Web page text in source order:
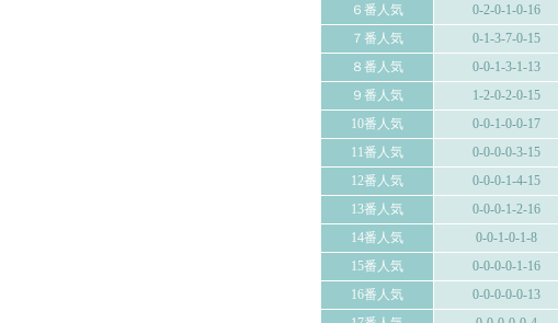
６番人気 0-2-0-1-0-16
７番人気 0-1-3-7-0-15
８番人気 0-0-1-3-1-13
９番人気 1-2-0-2-0-15
10番人気 0-0-1-0-0-17
11番人気 0-0-0-0-3-15
12番人気 0-0-0-1-4-15
13番人気 0-0-0-1-2-16
14番人気 0-0-1-0-1-8
15番人気 0-0-0-0-1-16
16番人気 0-0-0-0-0-13